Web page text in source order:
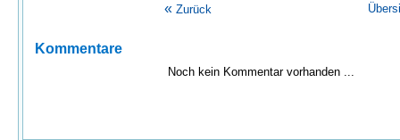
« Zurück
Kommentare
Noch kein Kommentar vorhanden ...